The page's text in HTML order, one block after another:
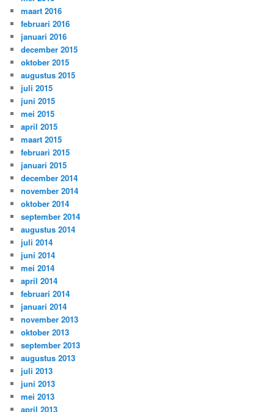
maart 2016
februari 2016
januari 2016
december 2015
oktober 2015
augustus 2015
juli 2015
juni 2015
mei 2015
april 2015
maart 2015
februari 2015
januari 2015
december 2014
november 2014
oktober 2014
september 2014
augustus 2014
juli 2014
juni 2014
mei 2014
april 2014
februari 2014
januari 2014
november 2013
oktober 2013
september 2013
augustus 2013
juli 2013
juni 2013
mei 2013
april 2013